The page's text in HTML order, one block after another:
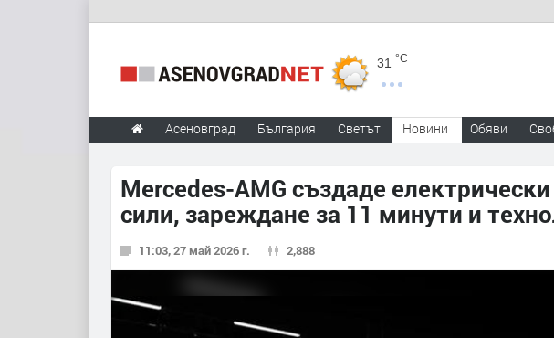
31 °C
Асеновград България Светът Новини Обяви
Mercedes-AMG създаде
сили, зареждане за 11 минути и
11:03, 27 май 2026 г. 2,888